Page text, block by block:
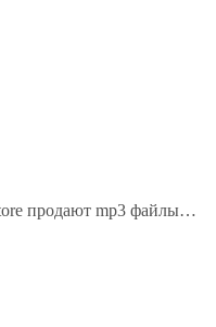
продают mp3 файлы…